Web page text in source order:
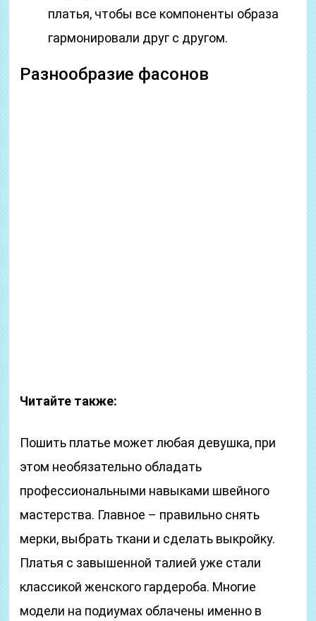
платья, чтобы все компоненты образа
гармонировали друг с другом.
Разнообразие фасонов
Читайте также:
Пошить платье может любая девушка, при
этом необязательно обладать
профессиональными навыками швейного
мастерства. Главное – правильно снять
мерки, выбрать ткани и сделать выкройку.
Платья с завышенной талией уже стали
классикой женского гардероба. Многие
модели на подиумах облачены именно в